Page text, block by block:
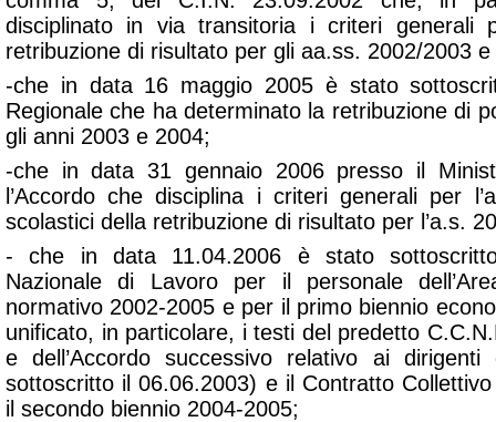
disciplinato in via transitoria i criteri generali
retribuzione di risultato per gli aa.ss. 2002/2003
-che in data 16 maggio 2005 è stato
Regionale che ha determinato la retribuzione di
gli anni 2003 e 2004;
-che in data 31 gennaio 2006 presso il
l’Accordo che disciplina i criteri generali per
scolastici della retribuzione di risultato per l’a.s.
- che in data 11.04.2006 è stato
Nazionale di Lavoro per il personale
normativo 2002-2005 e per il primo biennio
unificato, in particolare, i testi del predetto
e dell’Accordo successivo relativo ai dirigenti
sottoscritto il 06.06.2003) e il Contratto
il secondo biennio 2004-2005;